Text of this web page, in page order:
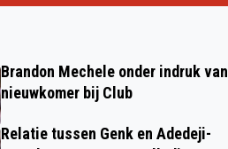
Brandon Mechele onder indruk van
nieuwkomer bij Club
Relatie tussen Genk en Adedeji-